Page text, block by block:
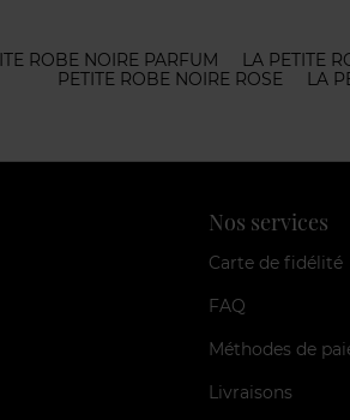
ROBE NOIRE PARFUM LA PETITE
PETITE ROBE NOIRE ROSE
LA
Nos services
Carte de fidélité
FAQ
Méthodes de
Livraisons